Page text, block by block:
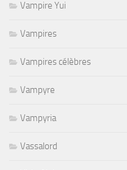
Vampire Yui
Vampires
Vampires célèbres
Vampyre
Vampyria
Vassalord